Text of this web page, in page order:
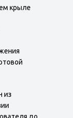
крыле
из